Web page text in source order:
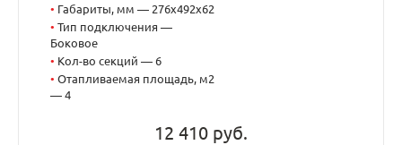
• Габариты, мм — 276x492x62
• Тип подключения —
Боковое
• Кол-во секций — 6
• Отапливаемая площадь, м2
— 4
12 410 руб.